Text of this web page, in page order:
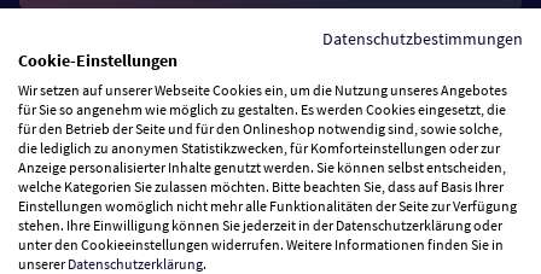
Vertrag widerrufen
Zahlungsarten
Wir versenden mit
Datenschutzbestimmungen
Cookie-Einstellungen
Wir setzen auf unserer Webseite Cookies ein, um die Nutzung unseres Angebotes
für Sie so angenehm wie möglich zu gestalten. Es werden Cookies eingesetzt, die
für den Betrieb der Seite und für den Onlineshop notwendig sind, sowie solche,
die lediglich zu anonymen Statistikzwecken, für Komforteinstellungen oder zur
Anzeige personalisierter Inhalte genutzt werden. Sie können selbst entscheiden,
welche Kategorien Sie zulassen möchten. Bitte beachten Sie, dass auf Basis Ihrer
Einstellungen womöglich nicht mehr alle Funktionalitäten der Seite zur Verfügung
stehen. Ihre Einwilligung können Sie jederzeit in der Datenschutzerklärung oder
unter den Cookieeinstellungen widerrufen. Weitere Informationen finden Sie in
unsererDatenschutzerklärung.